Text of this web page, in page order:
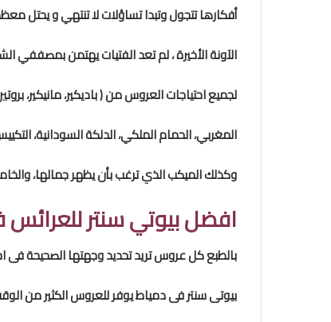
أفكارها تتجول وتبدا تساؤلات لا تنتهي و يحتل
الآونة الأخيرة ، لم تعد الفتيات يهتمن بمصففي
لجميع احتياجات العروس من ( باديكير، مانيكير،
المغربي، الحمام الملكي، الدلكة السودانية،
وكذلك الميكب الذي ترغب بأن يظهر جمالها،
افضل بيوتي سنتر
بالطبع كل عروس تريد تحديد وجهتها الصحيحة فى
بيوتى سنتر فى دمياطيوفر للعروس الكثير من